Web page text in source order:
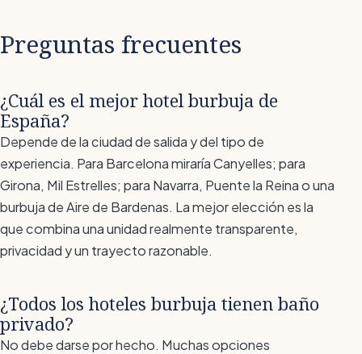
Preguntas frecuentes
¿Cuál es el mejor hotel burbuja de
España?
Depende de la ciudad de salida y del tipo de
experiencia. Para Barcelona miraría Canyelles; para
Girona, Mil Estrelles; para Navarra, Puente la Reina o una
burbuja de Aire de Bardenas. La mejor elección es la
que combina una unidad realmente transparente,
privacidad y un trayecto razonable.
¿Todos los hoteles burbuja tienen baño
privado?
No debe darse por hecho. Muchas opciones